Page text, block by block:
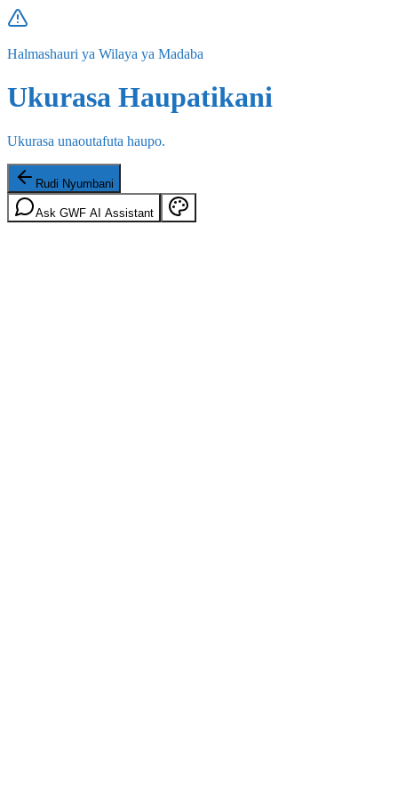
Halmashauri ya Wilaya ya Madaba
Ukurasa Haupatikani
Ukurasa unaoutafuta haupo.
Rudi Nyumbani
Ask GWF AI Assistant